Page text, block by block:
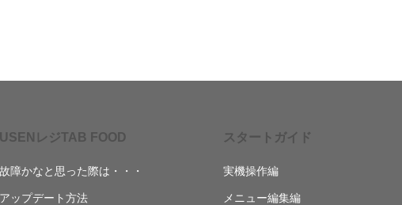
USENレジTAB FOOD
故障かなと思った際は・・・
アップデート方法
スタートガイド
実機操作編
メニュー編集編